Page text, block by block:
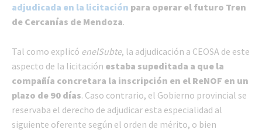
adjudicada en la licitación para operar el futuro Tren
de Cercanías de Mendoza.
Tal como explicó enelSubte, la adjudicación a CEOSA de este
aspecto de la licitación estaba supeditada a que la
compañía concretara la inscripción en el ReNOF en un
plazo de 90 días. Caso contrario, el Gobierno provincial se
reservaba el derecho de adjudicar esta especialidad al
siguiente oferente según el orden de mérito, o bien